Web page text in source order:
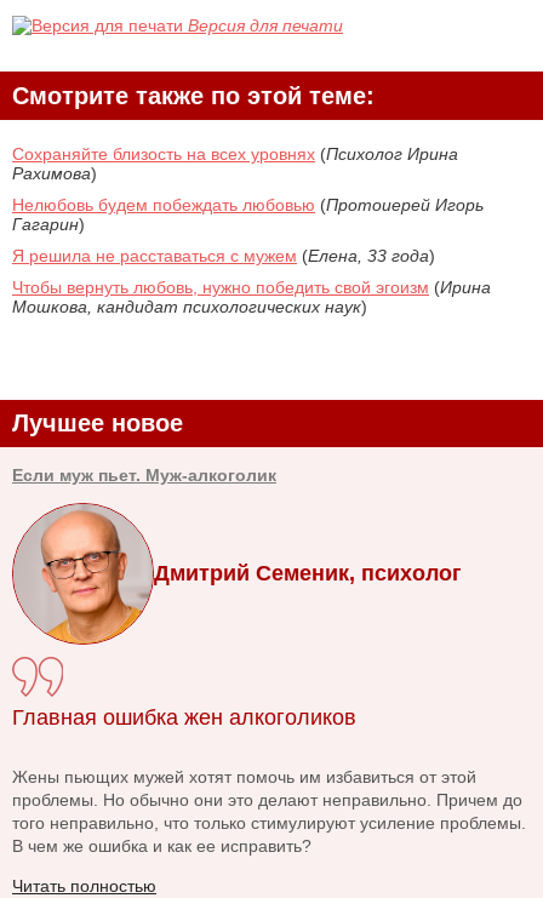
Версия для печати
Смотрите также по этой теме:
Сохраняйте близость на всех уровнях (Психолог Ирина
Рахимова)
Нелюбовь будем побеждать любовью (Протоиерей Игорь
Гагарин)
Я решила не расставаться с мужем (Елена, 33 года)
Чтобы вернуть любовь, нужно победить свой эгоизм (Ирина
Мошкова, кандидат психологических наук)
Лучшее новое
Если муж пьет. Муж-алкоголик
Дмитрий Семеник, психолог
Главная ошибка жен алкоголиков
Жены пьющих мужей хотят помочь им избавиться от этой
проблемы. Но обычно они это делают неправильно. Причем до
того неправильно, что только стимулируют усиление проблемы.
В чем же ошибка и как ее исправить?
Читать полностью